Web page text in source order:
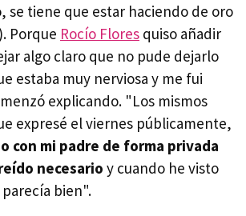
se tiene que estar haciendo de oro
Porque Rocío Flores quiso añadir
algo claro que no pude dejarlo
estaba muy nerviosa y me fui
explicando. "Los mismos
expresé el viernes públicamente,
con mi padre de forma privada
necesario y cuando he visto
bien".